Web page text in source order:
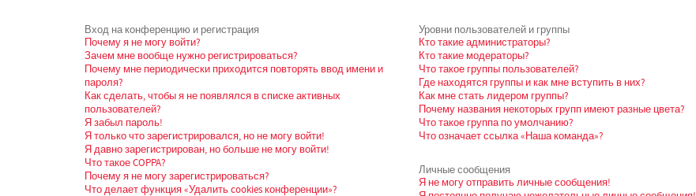
Вход на конференцию и регистрация
Почему я не могу войти?
Зачем мне вообще нужно регистрироваться?
Почему мне периодически приходится повторять ввод имени и
пароля?
Как сделать, чтобы я не появлялся в списке активных
пользователей?
Я забыл пароль!
Я только что зарегистрировался, но не могу войти!
Я давно зарегистрирован, но больше не могу войти!
Что такое COPPA?
Почему я не могу зарегистрироваться?
Что делает функция «Удалить cookies конференции»?
Уровни пользователей и группы
Кто такие администраторы?
Кто такие модераторы?
Что такое группы пользователей?
Где находятся группы и как мне вступить в них?
Как мне стать лидером группы?
Почему названия некоторых групп имеют разные цвета?
Что такое группа по умолчанию?
Что означает ссылка «Наша команда»?
Личные сообщения
Я не могу отправить личные сообщения!